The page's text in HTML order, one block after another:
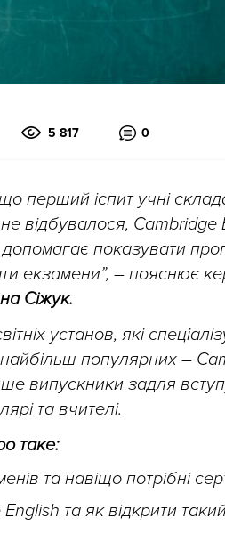
5 817 0
перший іспит учні
відбувалося, Cambridge
показувати
екзамени”, – пояснює
Сіжук.
установ, які
популярних –
випускники задля
та вчителі.
таке:
та навіщо потрібні
та як відкрити